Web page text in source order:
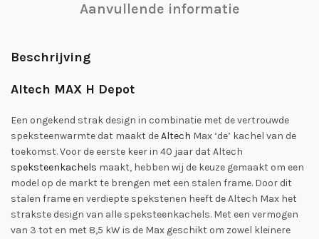
Aanvullende informatie
Beschrijving
Altech MAX H Depot
Een ongekend strak design in combinatie met de vertrouwde
speksteenwarmte dat maakt deAltech Max ‘de’ kachel van de
toekomst. Voor de eerste keer in 40 jaar dat Altech
speksteenkachels maakt, hebben wij de keuze gemaakt om een
model op de markt te brengen met een stalen frame. Door dit
stalen frame en verdiepte spekstenen heeft de Altech Max het
strakste design van alle speksteenkachels. Met een vermogen
van 3 tot en met 8,5 kW is de Max geschikt om zowel kleinere